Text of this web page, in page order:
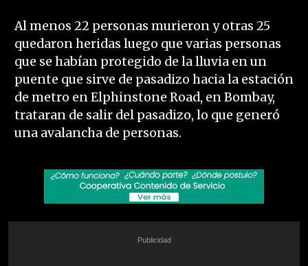
Al menos 22 personas murieron y otras 25
quedaron heridas luego que varias personas
que se habían protegido de la lluvia en un
puente que sirve de pasadizo hacia la estación
de metro en Elphinstone Road, en Bombay,
trataran de salir del pasadizo, lo que generó
una avalancha de personas.